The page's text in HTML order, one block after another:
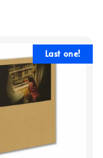
Last one!